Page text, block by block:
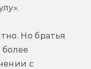
Но братья
более
с